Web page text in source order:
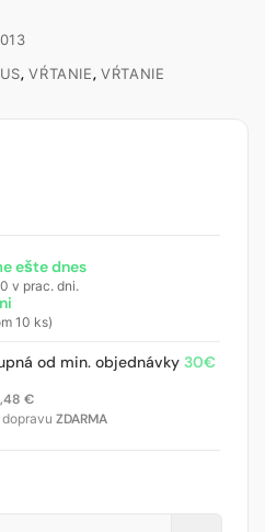
,VŔTANIE,VŔTANIE
ešte dnes
v prac. dni.
10 ks)
od min. objednávky 30€
€
ZDARMA